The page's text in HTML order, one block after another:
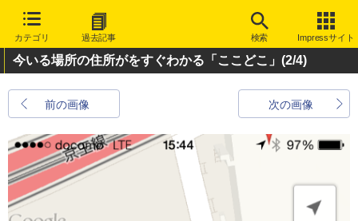
カテゴリ 過去記事 検索 Impressサイト
今いる場所の住所がをすぐわかる「ここどこ」 (2/4)
前の画像 次の画像